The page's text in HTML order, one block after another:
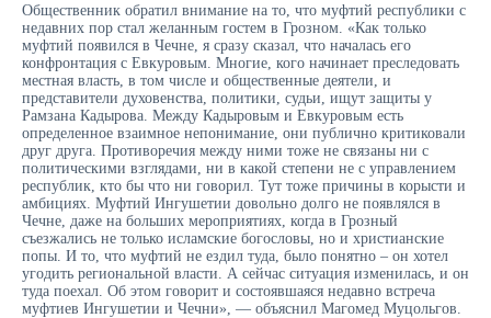
Общественник обратил внимание на то, что муфтий республики с
недавних пор стал желанным гостем в Грозном. «Как только
муфтий появился в Чечне, я сразу сказал, что началась его
конфронтация с Евкуровым. Многие, кого начинает преследовать
местная власть, в том числе и общественные деятели, и
представители духовенства, политики, судьи, ищут защиты у
Рамзана Кадырова. Между Кадыровым и Евкуровым есть
определенное взаимное непонимание, они публично критиковали
друг друга. Противоречия между ними тоже не связаны ни с
политическими взглядами, ни в какой степени не с управлением
республик, кто бы что ни говорил. Тут тоже причины в корысти и
амбициях. Муфтий Ингушетии довольно долго не появлялся в
Чечне, даже на больших мероприятиях, когда в Грозный
съезжались не только исламские богословы, но и христианские
попы. И то, что муфтий не ездил туда, было понятно – он хотел
угодить региональной власти. А сейчас ситуация изменилась, и он
туда поехал. Об этом говорит и состоявшаяся недавно встреча
муфтиев Ингушетии и Чечни», — объяснил Магомед Муцольгов.